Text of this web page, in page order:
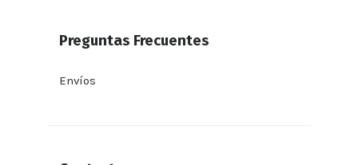
Preguntas Frecuentes
Envíos